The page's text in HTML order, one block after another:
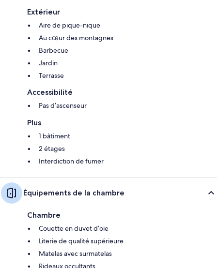
Extérieur
Aire de pique-nique
Au cœur des montagnes
Barbecue
Jardin
Terrasse
Accessibilité
Pas d’ascenseur
Plus
1 bâtiment
2 étages
Interdiction de fumer
Équipements de la chambre
Chambre
Couette en duvet d’oie
Literie de qualité supérieure
Matelas avec surmatelas
Rideaux occultants